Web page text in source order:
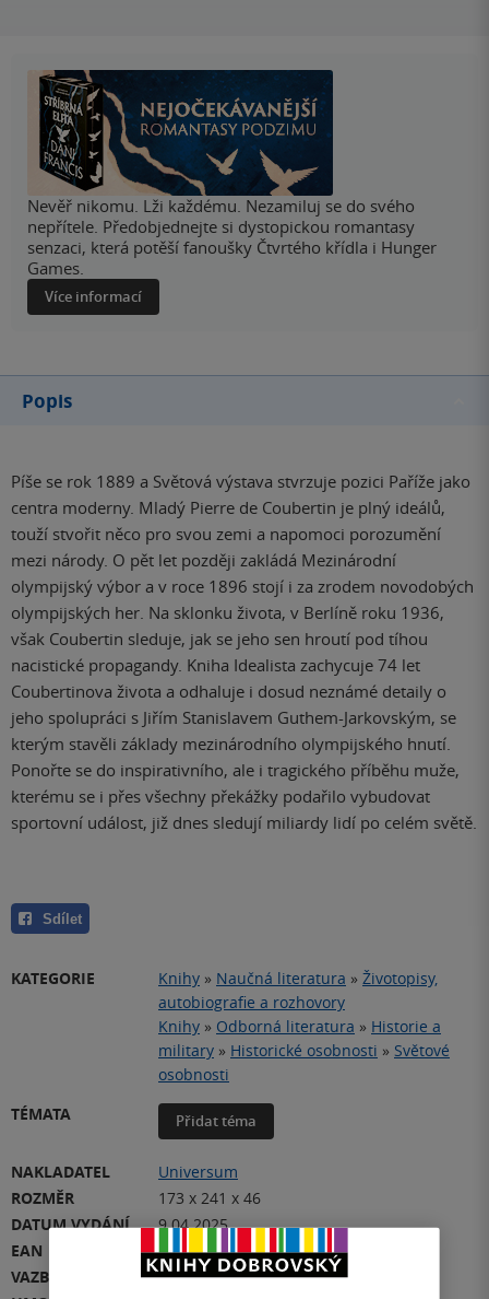
Nevěř nikomu. Lži každému. Nezamiluj se do svého
nepřítele. Předobjednejte si dystopickou romantasy
senzaci, která potěší fanoušky Čtvrtého křídla i Hunger
Games.
Více informací
Popis
Píše se rok 1889 a Světová výstava stvrzuje pozici Paříže jako
centra moderny. Mladý Pierre de Coubertin je plný ideálů,
touží stvořit něco pro svou zemi a napomoci porozumění
mezi národy. O pět let později zakládá Mezinárodní
olympijský výbor a v roce 1896 stojí i za zrodem novodobých
olympijských her. Na sklonku života, v Berlíně roku 1936,
však Coubertin sleduje, jak se jeho sen hroutí pod tíhou
nacistické propagandy. Kniha Idealista zachycuje 74 let
Coubertinova života a odhaluje i dosud neznámé detaily o
jeho spolupráci s Jiřím Stanislavem Guthem-Jarkovským, se
kterým stavěli základy mezinárodního olympijského hnutí.
Ponořte se do inspirativního, ale i tragického příběhu muže,
kterému se i přes všechny překážky podařilo vybudovat
sportovní událost, již dnes sledují miliardy lidí po celém světě.
Sdílet
KATEGORIE Knihy » Naučná literatura » Životopisy,
autobiografie a rozhovory
Knihy » Odborná literatura » Historie a
military » Historické osobnosti » Světové
osobnosti
TÉMATA
Přidat téma
NAKLADATEL
Universum
ROZMĚR
173 x 241 x 46
DATUM VYDÁNÍ
9.04.2025
EAN
9788028404390
VAZBA
pevná vazba